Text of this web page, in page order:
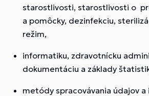
starostlivosti, starostlivosti o
a pomôcky, dezinfekciu,
režim,
informatiku, zdravotnícku
dokumentáciu a základy
metódy spracovávania údajov a